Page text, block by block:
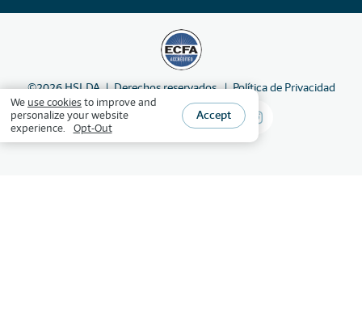
©2026HSLDA Derechos reservados Política de Privacidad
We use cookiesto improve and
personalize your website
experience.
Opt-Out
Accept